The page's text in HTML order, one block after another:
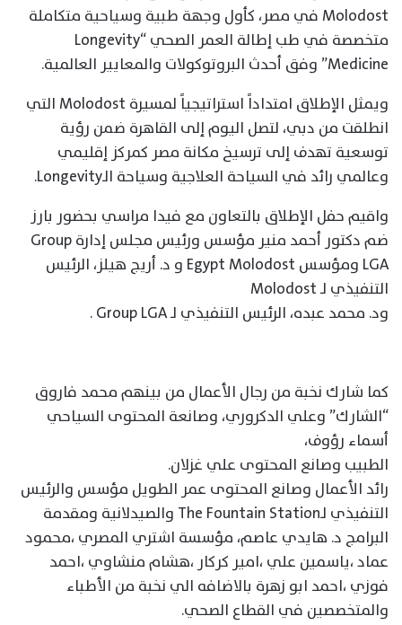
Molodost في مصر، كأول وجهة طبية وسياحية متكاملة
متخصصة في طب إطالة العمر الصحي “Longevity
Medicine” وفق أحدث البروتوكولات والمعايير العالمية.
ويمثل الإطلاق امتداداً استراتيجياً لمسيرة Molodost التي
انطلقت من دبي، لتصل اليوم إلى القاهرة ضمن رؤية
توسعية تهدف إلى ترسيخ مكانة مصر كمركز إقليمي
وعالمي رائد في السياحة العلاجية وسياحة الـLongevity.
واقيم حفل الإطلاق بالتعاون مع فيدا مراسي بحضور بارز
ضم دكتور أحمد منير مؤسس ورئيس مجلس إدارة Group
LGA ومؤسس Egypt Molodost و د. أريج هيلز، الرئيس
التنفيذي لـ Molodost
ود. محمد عبده، الرئيس التنفيذي لـ Group LGA .
كما شارك نخبة من رجال الأعمال من بينهم محمد فاروق
“الشارك” وعلي الدكروري، وصانعة المحتوى السياحي
أسماء رؤوف،
الطبيب وصانع المحتوى علي غزلان.
رائد الأعمال وصانع المحتوى عمر الطويل مؤسس والرئيس
التنفيذي لـThe Fountain Station والصيدلانية ومقدمة
البرامج د. هايدي عاصم، مؤسسة اشتري المصري ،محمود
عماد ،ياسمين علي ،امير كركار ،هشام منشاوي ،احمد
فوزي ،احمد ابو زهرة بالاضافه الي نخبة من الأطباء
والمتخصصين في القطاع الصحي.